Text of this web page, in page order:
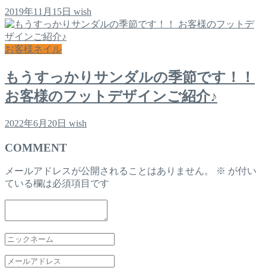
2019年11月15日 wish
お客様ネイル
もうすっかりサンダルの季節です！！
お客様のフットデザインご紹介♪
2022年6月20日 wish
COMMENT
メールアドレスが公開されることはありません。 ※ が付い
ている欄は必須項目です